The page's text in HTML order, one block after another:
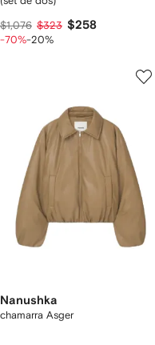
$1,076 $323 $258
-70%-20%
Nanushka
chamarra Asger